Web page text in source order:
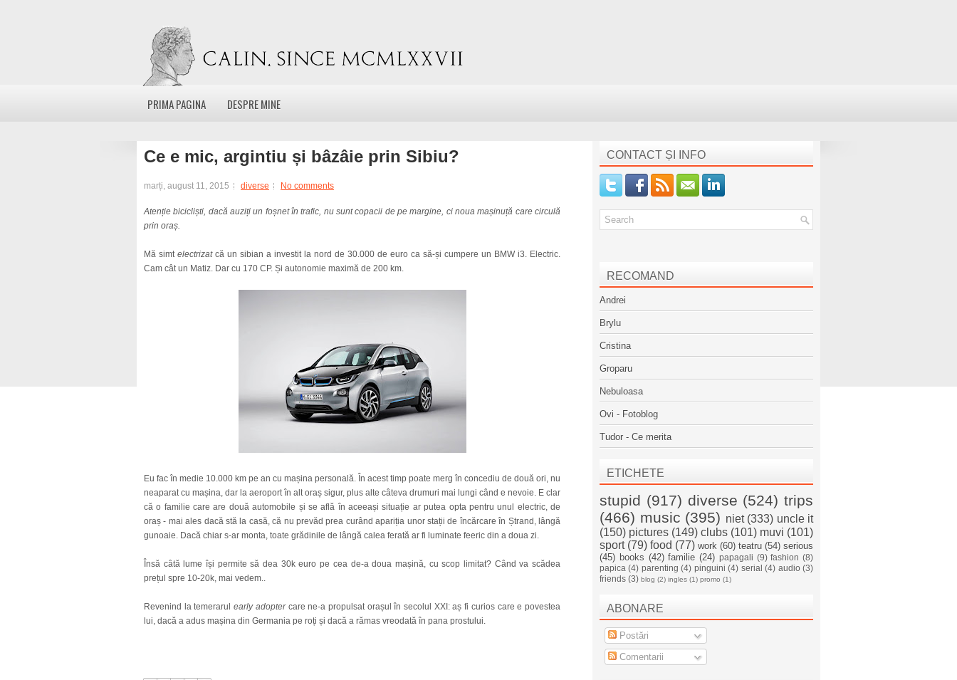
PRIMA PAGINA DESPRE MINE
Ce e mic, argintiu și bâzâie prin Sibiu?
marți, august 11, 2015 diverse No comments
Atenție bicicliști, dacă auziți un foșnet în trafic, nu sunt copacii de pe margine, ci noua mașinuță care circulă
prin oraș.
Mă simt electrizatcă un sibian a investit la nord de 30.000 de euro ca să-și cumpere un BMW i3. Electric.
Cam cât un Matiz. Dar cu 170 CP. Și autonomie maximă de 200 km.
Eu fac în medie 10.000 km pe an cu mașina personală. În acest timp poate merg în concediu de două ori, nu
neaparat cu mașina, dar la aeroport în alt oraș sigur, plus alte câteva drumuri mai lungi când e nevoie. E clar
că o familie care are două automobile și se află în aceeași situație ar putea opta pentru unul electric, de
oraș - mai ales dacă stă la casă, că nu prevăd prea curând apariția unor stații de încărcare în Ștrand, lângă
gunoaie. Dacă chiar s-ar monta, toate grădinile de lângă calea ferată ar fi luminate feeric din a doua zi.
Însă câtă lume își permite să dea 30k euro pe cea de-a doua mașină, cu scop limitat? Când va scădea
prețul spre 10-20k, mai vedem..
Revenind la temerarulearly adoptercare ne-a propulsat orașul în secolul XXI: aș fi curios care e povestea
lui, dacă a adus mașina din Germania pe roți și dacă a rămas vreodată în pana prostului.
CONTACT ȘI INFO
RECOMAND
Andrei
Brylu
Cristina
Groparu
Nebuloasa
Ovi - Fotoblog
Tudor - Ce merita
ETICHETE
stupid (917) diverse (524) trips
(466) music (395) niet (333) uncle it
(150) pictures (149) clubs (101) muvi (101)
sport (79) food (77) work (60) teatru (54) serious
(45) books (42) familie (24) papagali (9) fashion (8)
papica (4) parenting (4) pinguini (4) serial (4) audio (3)
friends (3) blog (2) ingles (1) promo (1)
ABONARE
Postări
Comentarii